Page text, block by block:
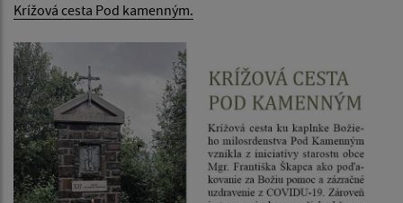
Krížová cesta Pod kamenným.